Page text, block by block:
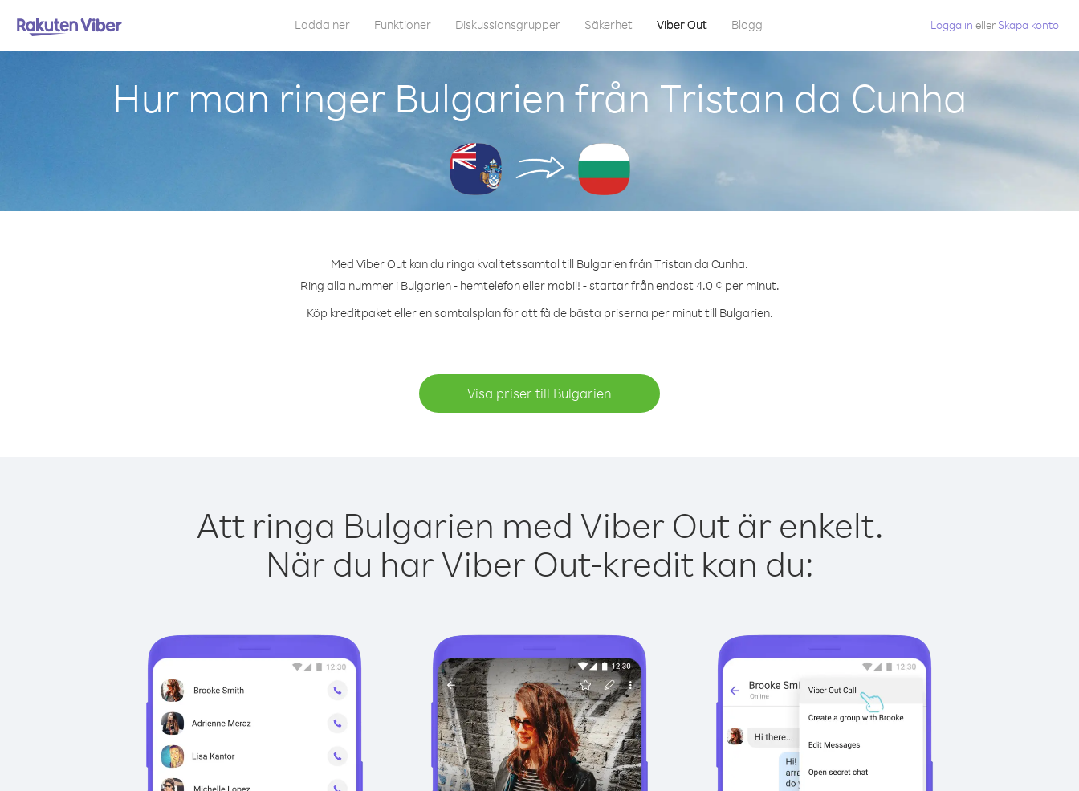
Ladda ner Funktioner Diskussionsgrupper Säkerhet Viber Out Blogg Logga in eller Skapa konto
Hur man ringer Bulgarien från Tristan da Cunha
Med Viber Out kan du ringa kvalitetssamtal till Bulgarien från Tristan da Cunha.
Ring alla nummer i Bulgarien - hemtelefon eller mobil! - startar från endast 4.0 ¢ per minut.
Köp kreditpaket eller en samtalsplan för att få de bästa priserna per minut till Bulgarien.
Visa priser till Bulgarien
Att ringa Bulgarien med Viber Out är enkelt.
När du har Viber Out-kredit kan du: